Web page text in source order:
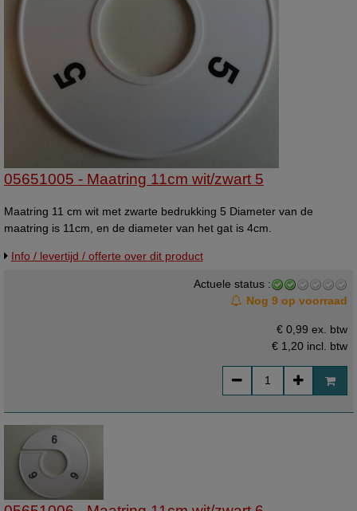
05651005 - Maatring 11cm wit/zwart 5
Maatring 11 cm wit met zwarte bedrukking 5 Diameter van de
maatring is 11cm, en de diameter van het gat is 4cm.
Info / levertijd / offerte over dit product
Actuele status :
Nog 9 op voorraad
€ 0,99 ex. btw
€ 1,20 incl. btw